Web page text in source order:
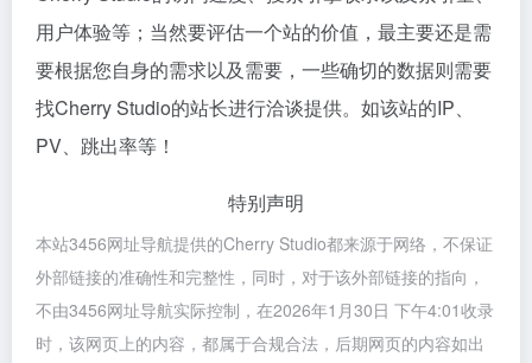
用户体验等；当然要评估一个站的价值，最主要还是需
要根据您自身的需求以及需要，一些确切的数据则需要
找Cherry Studio的站长进行洽谈提供。如该站的IP、
PV、跳出率等！
特别声明
本站3456网址导航提供的Cherry Studio都来源于网络，不保证
外部链接的准确性和完整性，同时，对于该外部链接的指向，
不由3456网址导航实际控制，在2026年1月30日 下午4:01收录
时，该网页上的内容，都属于合规合法，后期网页的内容如出